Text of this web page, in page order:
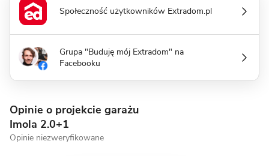
Społeczność użytkowników Extradom.pl
Grupa "Buduję mój Extradom" na
Facebooku
Opinie o projekcie garażu
Imola 2.0+1
Opinie niezweryfikowane